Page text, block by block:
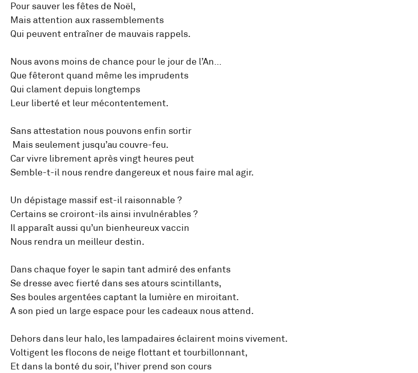
Pour sauver les fêtes de Noël,
Mais attention aux rassemblements
Qui peuvent entraîner de mauvais rappels.
Nous avons moins de chance pour le jour de l’An…
Que fêteront quand même les imprudents
Qui clament depuis longtemps
Leur liberté et leur mécontentement.
Sans attestation nous pouvons enfin sortir
Mais seulement jusqu’au couvre-feu.
Car vivre librement après vingt heures peut
Semble-t-il nous rendre dangereux et nous faire mal agir.
Un dépistage massif est-il raisonnable ?
Certains se croiront-ils ainsi invulnérables ?
Il apparaît aussi qu’un bienheureux vaccin
Nous rendra un meilleur destin.
Dans chaque foyer le sapin tant admiré des enfants
Se dresse avec fierté dans ses atours scintillants,
Ses boules argentées captant la lumière en miroitant.
A son pied un large espace pour les cadeaux nous attend.
Dehors dans leur halo, les lampadaires éclairent moins vivement.
Voltigent les flocons de neige flottant et tourbillonnant,
Et dans la bonté du soir, l’hiver prend son cours